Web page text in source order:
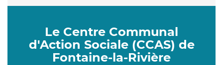
Le Centre Communal
d'Action Sociale (CCAS) de
Fontaine-la-Rivière